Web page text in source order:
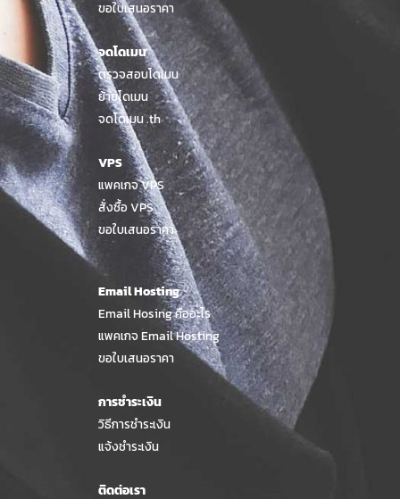
ขอใบเสนอราคา
จดโดเมน
ตรวจสอบโดเมน
ย้ายโดเมน
จดโดเมน .th
VPS
แพคเกจ VPS
สั่งซื้อ VPS
ขอใบเสนอราคา
Email Hosting
Email Hosing คืออะไร
แพคเกจ Email Hosting
ขอใบเสนอราคา
การชำระเงิน
วิธีการชำระเงิน
แจ้งชำระเงิน
ติดต่อเรา